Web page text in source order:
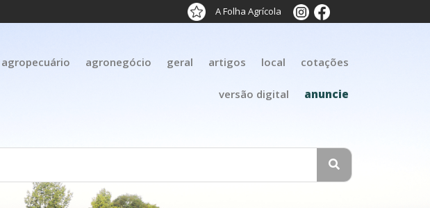
A Folha Agrícola
agropecuário agronegócio geral artigos local cotações
versão digital anuncie